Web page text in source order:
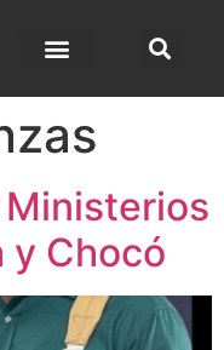
Ministerios
y Chocó